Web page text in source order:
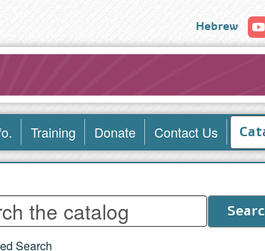
Hebrew
Training Donate Contact Us
Search